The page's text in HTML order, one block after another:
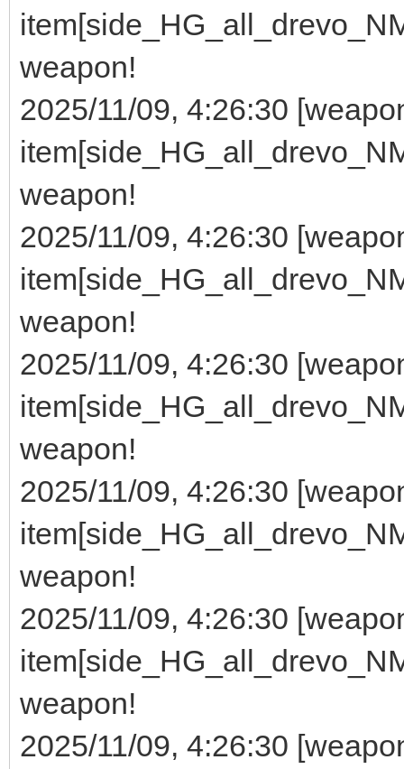
weapon!
2025/11/09, 4:26:30
weapon!
2025/11/09, 4:26:30
weapon!
2025/11/09, 4:26:30
weapon!
2025/11/09, 4:26:30
weapon!
2025/11/09, 4:26:30
weapon!
2025/11/09, 4:26:30